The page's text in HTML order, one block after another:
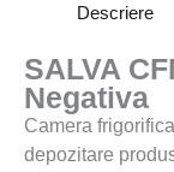
Descriere
SALVA
Negativa
Camera
depozitare